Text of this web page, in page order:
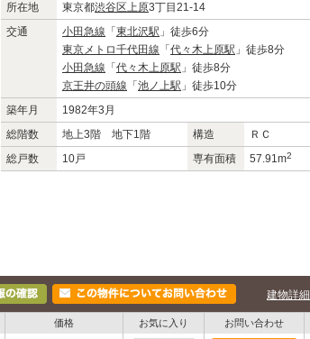
所在地 東京都渋谷区上原3丁目21-14
交通
小田急線 「 東北沢駅 」徒歩6分
東京メトロ千代田線 「 代々木上原駅 」徒歩8分
小田急線 「 代々木上原駅 」徒歩8分
京王井の頭線 「 池ノ上駅 」徒歩10分
築年月
1982年3月
総階数
地上3階 地下1階 構造
ＲＣ
総戸数
10戸 専有面積 57.91m2
建物詳細
価格 お気に入り お問い合わせ